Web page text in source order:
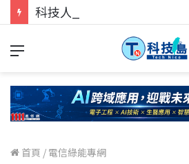
首頁 / 電信綠能專網